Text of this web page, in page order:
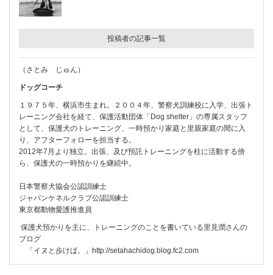
投稿者の記事一覧
（さとみ じゅん）
ドッグコーチ
１９７５年、横浜市生まれ。２００４年、警察犬訓練校に入学、出張ト
レーニング会社を経て、保護活動団体「Dog shelter」の専属スタッフ
として、保護犬のトレーニング、一時預かり家庭と里親家庭の間に入
り、アフターフォローを担当する。
2012年7月より独立。出張、及び預託トレーニングを柱に活動する傍
ら、保護犬の一時預かりを継続中。
日本警察犬協会公認訓練士
ジャパンケネルクラブ公認訓練士
東京都動物愛護推進員
保護犬預かりを主に、トレーニングのことを書いている里見潤さんの
ブログ
「イヌと歩けば。」 http://setahachidog.blog.fc2.com